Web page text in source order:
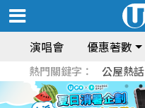
演唱會 優惠著數
熱門關鍵字： 公屋熱話